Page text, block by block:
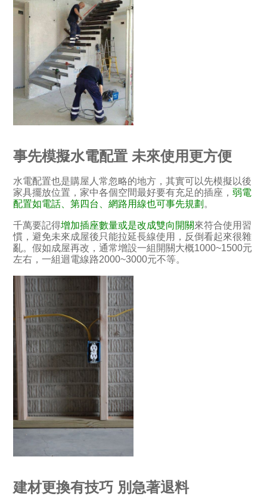
事先模擬水電配置 未來使用更方便
水電配置也是購屋人常忽略的地方，其實可以先模擬以後
家具擺放位置，家中各個空間最好要有充足的插座，弱電
配置如電話、第四台、網路用線也可事先規劃 。
千萬要記得增加插座數量或是改成雙向開關來符合使用習
慣，避免未來成屋後只能拉延長線使用，反倒看起來很雜
亂。假如成屋再改，通常增設一組開關大概1000~1500元
左右，一組迴電線路2000~3000元不等。
建材更換有技巧 別急著退料